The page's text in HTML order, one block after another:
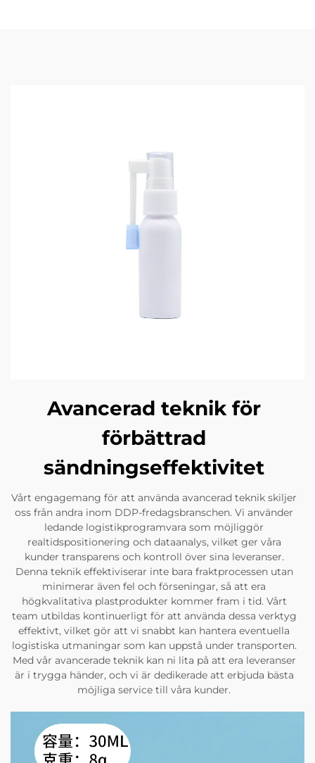
Avancerad teknik för
förbättrad
sändningseffektivitet
Vårt engagemang för att använda avancerad teknik skiljer
oss från andra inom DDP-fredagsbranschen. Vi använder
ledande logistikprogramvara som möjliggör
realtidspositionering och dataanalys, vilket ger våra
kunder transparens och kontroll över sina leveranser.
Denna teknik effektiviserar inte bara fraktprocessen utan
minimerar även fel och förseningar, så att era
högkvalitativa plastprodukter kommer fram i tid. Vårt
team utbildas kontinuerligt för att använda dessa verktyg
effektivt, vilket gör att vi snabbt kan hantera eventuella
logistiska utmaningar som kan uppstå under transporten.
Med vår avancerade teknik kan ni lita på att era leveranser
är i trygga händer, och vi är dedikerade att erbjuda bästa
möjliga service till våra kunder.